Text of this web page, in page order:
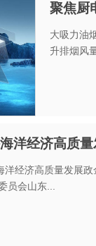
聚焦厨
大吸力油
升排烟风
洋经济高质
经济高质量发展
员会山东...